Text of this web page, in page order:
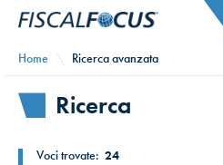
Home Ricerca avanzata
Ricerca
Voci trovate: 24